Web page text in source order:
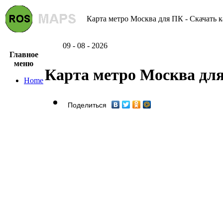
Карта метро Москва для ПК - Скачать
09 - 08 - 2026
Главное
меню
HomeКарта метро Москва
Поделиться